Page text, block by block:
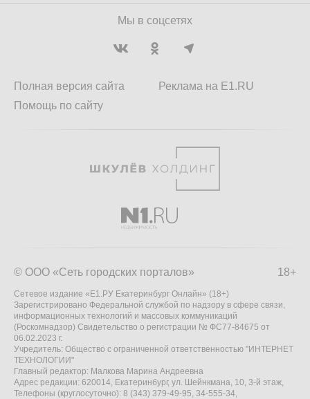
Мы в соцсетях
Полная версия сайта
Помощь по сайту
Реклама на E1.RU
18+
© ООО «Сеть городских порталов»
Сетевое издание «Е1.РУ Екатеринбург Онлайн» (18+)
Зарегистрировано Федеральной службой по надзору в сфере связи,
информационных технологий и массовых коммуникаций
(Роскомнадзор) Свидетельство о регистрации № ФС77-84675 от
06.02.2023 г.
Учредитель: Общество с ограниченной ответственностью "ИНТЕРНЕТ
ТЕХНОЛОГИИ"
Главный редактор: Малкова Марина Андреевна
Адрес редакции: 620014, Екатеринбург, ул. Шейнкмана, 10, 3-й этаж,
Телефоны (круглосуточно): 8 (343) 379-49-95, 34-555-34,